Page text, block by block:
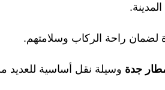
راحة الركاب وسلامتهم.
جدة وسيلة نقل أساسية للعديد